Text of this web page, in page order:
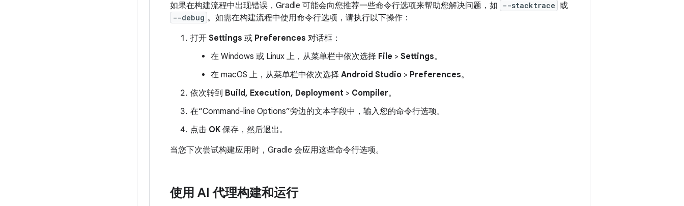
如果在构建流程中出现错误，Gradle 可能会向您推荐一些命令行选项来帮助您解决问题，如
--stacktrace 或
--debug 。如需在构建流程中使用命令行选项，请执行以下操作：
打开 Settings 或 Preferences 对话框：
在 Windows 或 Linux 上，从菜单栏中依次选择 File > Settings。
在 macOS 上，从菜单栏中依次选择 Android Studio > Preferences。
依次转到 Build, Execution, Deployment > Compiler。
在“Command-line Options”旁边的文本字段中，输入您的命令行选项。
点击 OK 保存，然后退出。
当您下次尝试构建应用时，Gradle 会应用这些命令行选项。
使用 AI 代理构建和运行